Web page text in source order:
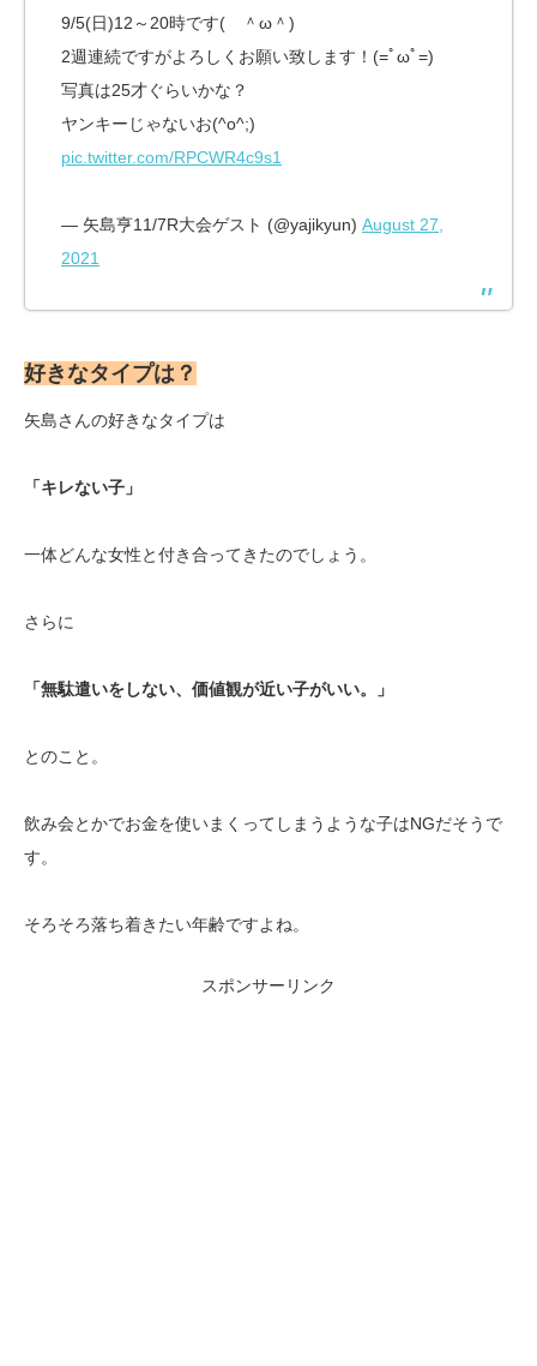
9/5(日)12～20時です( ＾ω＾)
2週連続ですがよろしくお願い致します！(=ﾟωﾟ=)
写真は25才ぐらいかな？
ヤンキーじゃないお(^o^;)
pic.twitter.com/RPCWR4c9s1
— 矢島亨11/7R大会ゲスト (@yajikyun) August 27,
2021
好きなタイプは？
矢島さんの好きなタイプは
「キレない子」
一体どんな女性と付き合ってきたのでしょう。
さらに
「無駄遣いをしない、価値観が近い子がいい。」
とのこと。
飲み会とかでお金を使いまくってしまうような子はNGだそうで
す。
そろそろ落ち着きたい年齢ですよね。
スポンサーリンク